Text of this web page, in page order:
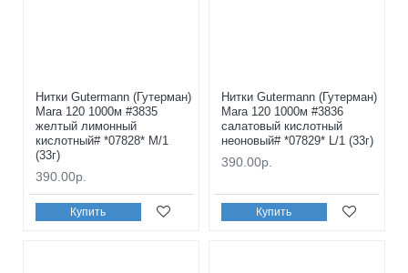
Нитки Gutermann (Гутерман)
Mara 120 1000м #3835
желтый лимонный
кислотный# *07828* M/1
(33г)
390.00р.
Купить
Нитки Gutermann (Гутерман)
Mara 120 1000м #3836
салатовый кислотный
неоновый# *07829* L/1 (33г)
390.00р.
Купить